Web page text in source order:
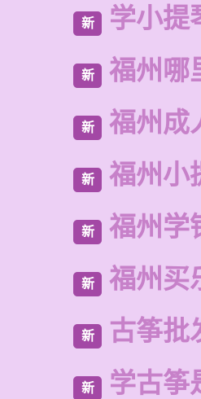
新 学小提
新 福州哪
新 福州成
新 福州小
新 福州学
新 福州买
新 古筝批
新 学古筝